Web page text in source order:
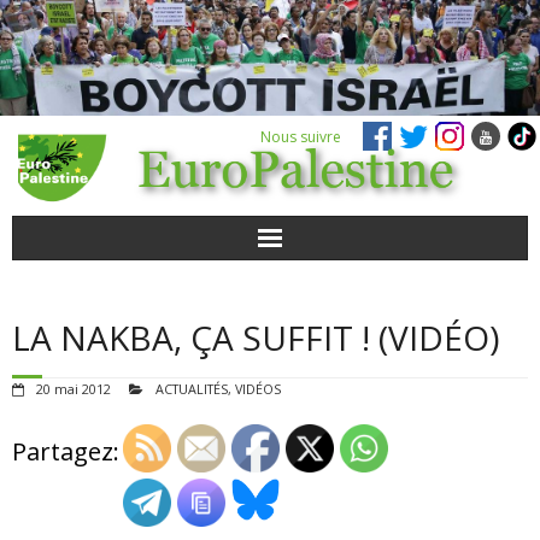
Nous suivre
POUR AGIR
VIDÉOS
QUI SOMMES-NOUS ?
LA NAKBA, ÇA SUFFIT ! (VIDÉO)
20 mai 2012 ACTUALITÉS, VIDÉOS
Partagez: